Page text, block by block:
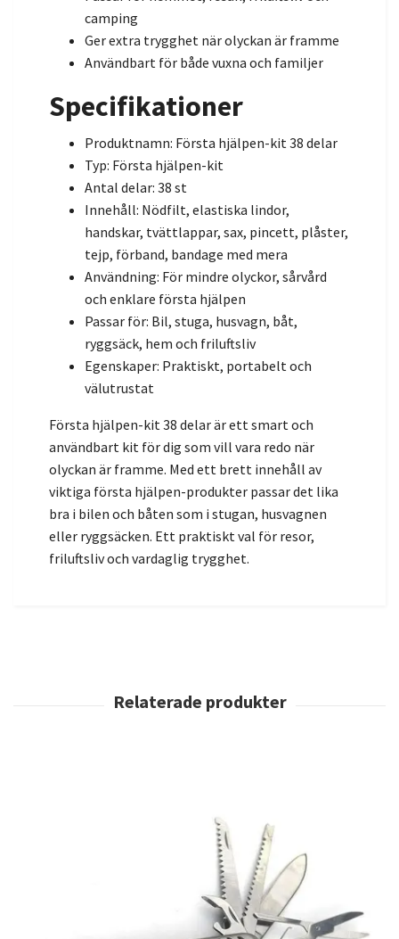
camping
Ger extra trygghet när olyckan är framme
Användbart för både vuxna och familjer
Specifikationer
Produktnamn: Första hjälpen-kit 38 delar
Typ: Första hjälpen-kit
Antal delar: 38 st
Innehåll: Nödfilt, elastiska lindor,
handskar, tvättlappar, sax, pincett, plåster,
tejp, förband, bandage med mera
Användning: För mindre olyckor, sårvård
och enklare första hjälpen
Passar för: Bil, stuga, husvagn, båt,
ryggsäck, hem och friluftsliv
Egenskaper: Praktiskt, portabelt och
välutrustat
Första hjälpen-kit 38 delar är ett smart och
användbart kit för dig som vill vara redo när
olyckan är framme. Med ett brett innehåll av
viktiga första hjälpen-produkter passar det lika
bra i bilen och båten som i stugan, husvagnen
eller ryggsäcken. Ett praktiskt val för resor,
friluftsliv och vardaglig trygghet.